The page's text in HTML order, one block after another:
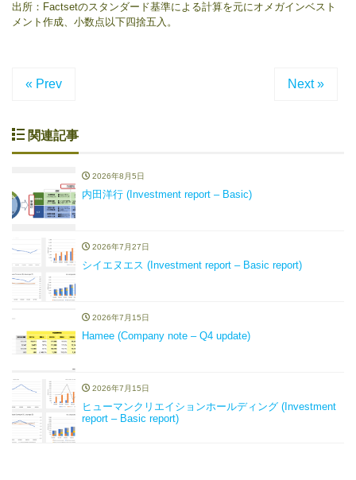
出所：Factsetのスタンダード基準による計算を元にオメガインベスト
メント作成、小数点以下四捨五入。
« Prev Next »
関連記事
2026年8月5日
内田洋行 (Investment report – Basic)
2026年7月27日
シイエヌエス (Investment report – Basic report)
2026年7月15日
Hamee (Company note – Q4 update)
2026年7月15日
ヒューマンクリエイションホールディング (Investment
report – Basic report)